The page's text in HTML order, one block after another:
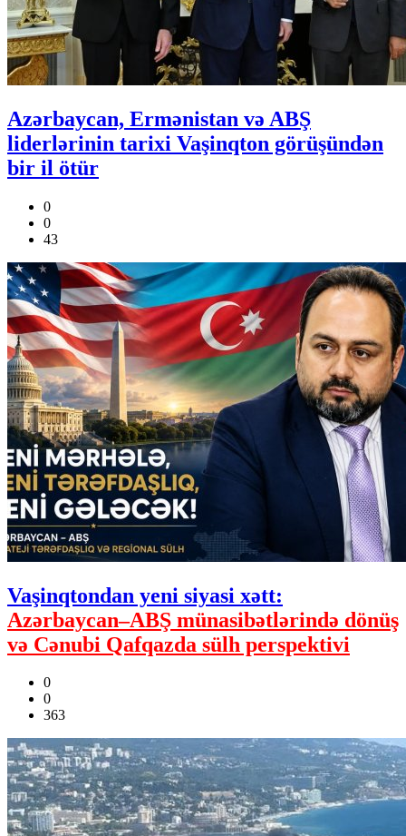
Azərbaycan, Ermənistan və ABŞ
liderlərinin tarixi Vaşinqton görüşündən
bir il ötür
0
0
43
Vaşinqtondan yeni siyasi xətt:
Azərbaycan–ABŞ münasibətlərində dönüş
və Cənubi Qafqazda sülh perspektivi
0
0
363